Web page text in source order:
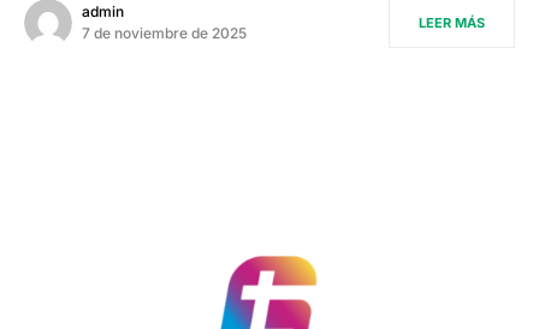
admin
7 de noviembre de 2025
LEER MÁS